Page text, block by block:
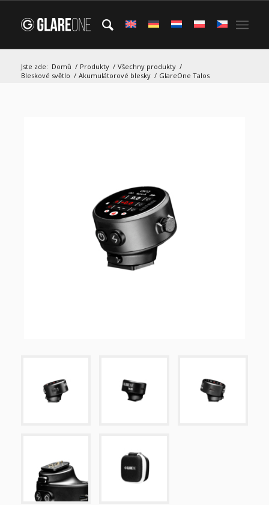
Jste zde: Domů / Produkty / Všechny produkty /
Bleskové světlo / Akumulátorové blesky / GlareOne Talos